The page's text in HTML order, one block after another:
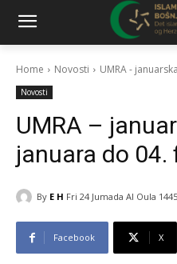
Home Novosti UMRA -
Novosti
UMRA –
januara do 04.
By E H Fri 24 Jumada Al Oula
Facebook X